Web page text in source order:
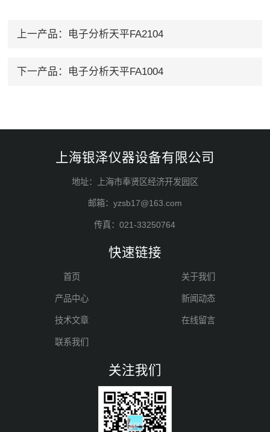
上一产品： 电子分析天平FA2104
下一产品： 电子分析天平FA1004
上海银泽仪器设备有限公司
地址：上海市奉贤区经济开发园区
邮箱：yzsb17@163.com
传真：021-33250764
快速链接
首页 关于我们
产品中心 新闻动态
技术文章 在线留言
联系我们
关注我们